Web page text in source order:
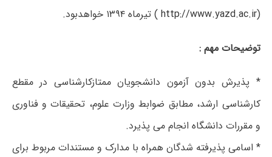
(
http://www.yazd.ac.ir ) تیرماه ۱۳۹۴ خواهدبود.
توضیحات مهم :
* پذیرش بدون آزمون دانشجویان ممتازکارشناسی در مقطع
کارشناسی ارشد، مطابق ضوابط وزارت علوم، تحقیقات و فناوری
و مقررات دانشگاه انجام می پذیرد.
* اسامی پذیرفته شدگان همراه با مدارک و مستندات مربوط برای